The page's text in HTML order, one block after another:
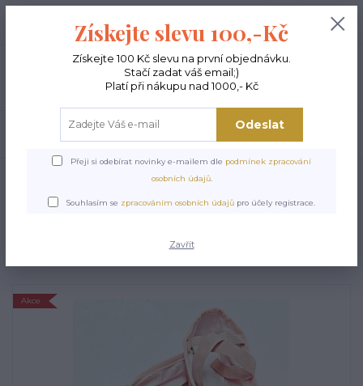
Po - Pá 9-15:00 0,00 Kč
TANEČNÍ BOTY A PIŠKOTY Dětské baletní piškoty UP tělové
Dětské baletní piškoty UP
tělové
Akce
Získejte slevu 100,-Kč
Získejte 100 Kč slevu na první objednávku.
Stačí zadat váš email;)
Platí při nákupu nad 1000,- Kč
Odeslat
Přeji si odebírat novinky e-mailem dle podmínek zpracování
osobních údajů.
Souhlasím se zpracováním osobních údajů pro účely registrace.
Zavřít